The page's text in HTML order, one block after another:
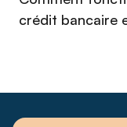
crédit bancaire